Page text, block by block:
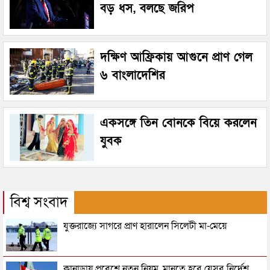
বড় ধস, বলছে জরিপ
দক্ষিণ আফ্রিকায় আগুনে প্রাণ গেল
৬ বাংলাদেশির
একসঙ্গে তিন বোনকে বিয়ে করলেন
যুবক
বিশ্ব সংবাদ
যুক্তরাজ্যে সাগরে প্রাণ হারালেন সিলেটী মা-মেয়ে